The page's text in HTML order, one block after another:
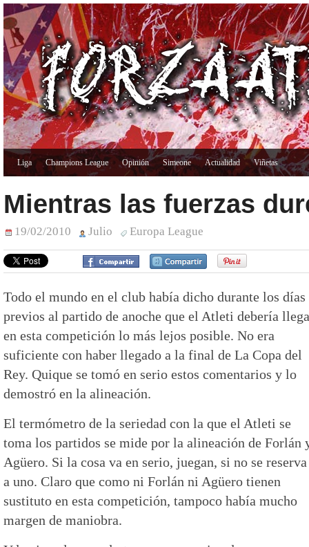
Liga Champions League Opinión Simeone Actualidad Viñetas
Mientras las fuerzas
19/02/2010 Julio Europa League
Todo el mundo en el club había dicho durante los días
previos al partido de anoche que el Atleti debería
en esta competición lo más lejos posible. No era
suficiente con haber llegado a la final de La Copa del
Rey. Quique se tomó en serio estos comentarios y lo
demostró en la alineación.
El termómetro de la seriedad con la que el Atleti se
toma los partidos se mide por la alineación de Forlán
Agüero. Si la cosa va en serio, juegan, si no se reserva
a uno. Claro que como ni Forlán ni Agüero tienen
sustituto en esta competición, tampoco había mucho
margen de maniobra.